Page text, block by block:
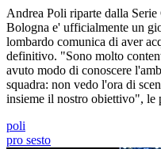
Andrea Poli riparte dalla
Bologna e' ufficialmente un
lombardo comunica di aver
definitivo. "Sono molto
avuto modo di conoscere
squadra: non vedo l'ora di
insieme il nostro obiettivo", le
poli
pro sesto